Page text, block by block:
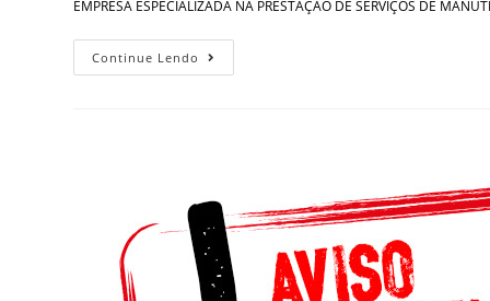
EMPRESA ESPECIALIZADA NA PRESTAÇÃO DE SERVIÇOS DE
Continue Lendo